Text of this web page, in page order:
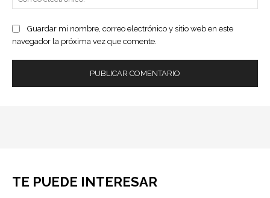
Guardar mi nombre, correo electrónico y sitio web en este
navegador la próxima vez que comente.
TE PUEDE INTERESAR